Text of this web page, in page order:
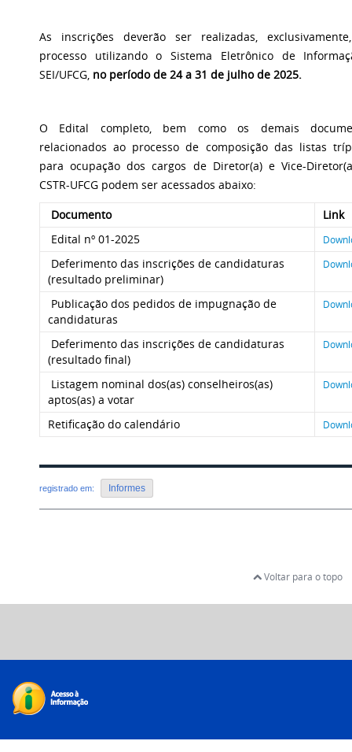
As inscrições deverão ser realizadas,
processo utilizando o Sistema Eletrônico de
SEI/UFCG, no período de 24 a 31 de julho de 2025.
O Edital completo, bem como os demais
relacionados ao processo de composição das listas
para ocupação dos cargos de Diretor(a) e Vice-
CSTR-UFCG podem ser acessados abaixo:
Documento
Link
Edital nº 01-2025
Deferimento das inscrições de candidaturas
(resultado preliminar)
Publicação dos pedidos de impugnação de
candidaturas
Deferimento das inscrições de candidaturas
(resultado final)
Listagem nominal dos(as) conselheiros(as)
aptos(as) a votar
Retificação do calendário
registrado em: Informes
Voltar para o topo